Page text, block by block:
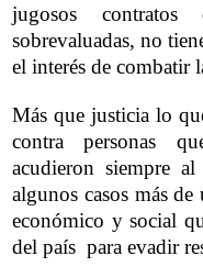
jugosos
sobrevaluadas, no
el interés de combatir
Más que justicia lo
contra personas
acudieron siempre
algunos casos más
económico y social
del país para evadir